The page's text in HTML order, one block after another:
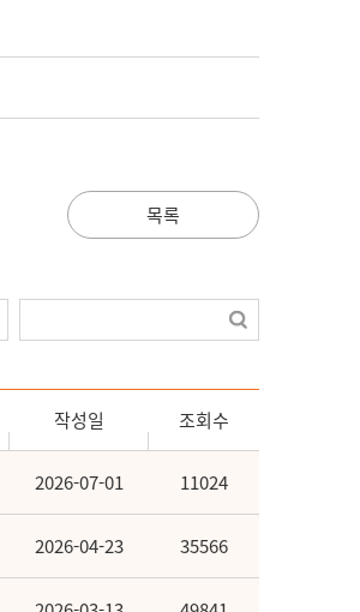
목록
작성일 조회수
2026-07-01 11024
2026-04-23 35566